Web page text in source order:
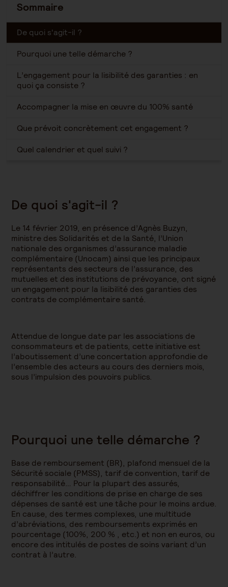
Sommaire
De quoi s'agit-il ?
Pourquoi une telle démarche ?
L’engagement pour la lisibilité des garanties : en
quoi ça consiste ?
Accompagner la mise en œuvre du 100% santé
Que prévoit concrètement cet engagement ?
Quel calendrier et quel suivi ?
De quoi s'agit-il ?
Le 14 février 2019, en présence d’Agnès Buzyn,
ministre des Solidarités et de la Santé, l’Union
nationale des organismes d’assurance maladie
complémentaire (Unocam) ainsi que les principaux
représentants des secteurs de l’assurance, des
mutuelles et des institutions de prévoyance, ont signé
un engagement pour la lisibilité des garanties des
contrats de complémentaire santé.
Attendue de longue date par les associations de
consommateurs et de patients, cette initiative est
l’aboutissement d’une concertation approfondie de
l’ensemble des acteurs au cours des derniers mois,
sous l’impulsion des pouvoirs publics.
Pourquoi une telle démarche ?
Base de remboursement (BR), plafond mensuel de la
Sécurité sociale (PMSS), tarif de convention, tarif de
responsabilité… Pour la plupart des assurés,
déchiffrer les conditions de prise en charge de ses
dépenses de santé est une tâche pour le moins ardue.
En cause, des termes complexes, une multitude
d’abréviations, des remboursements exprimés en
pourcentage (100%, 200 % , etc.) et non en euros, ou
encore des intitulés de postes de soins variant d’un
contrat à l’autre.